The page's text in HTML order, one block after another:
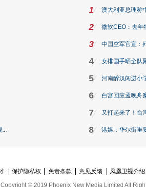
...
1 澳大利亚总理称
2 微软CEO：去年
3 中国空军官宣：
4 女排国手晒全队
5 河南醉汉闯进小
6 白宫回应孟晚舟
7 又打起来了！台
8 港媒：华尔街重
保护隐私权 免责条款 意见反馈 凤凰卫视介绍
Copyright © 2019 Phoenix New Media Limited All